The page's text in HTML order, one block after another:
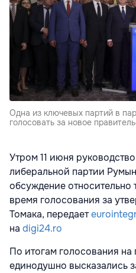
Одна из ключевых партий в
голосовать за новое
Утром 11 июня
либеральной партии
обсуждение относительно
время голосования за
Томака, передает
на digi24.ro
По итогам голосования на
единодушно высказались